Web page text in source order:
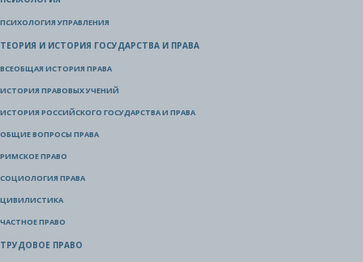
ПСИХОЛОГИЯ УПРАВЛЕНИЯ
ТЕОРИЯ И ИСТОРИЯ ГОСУДАРСТВА И ПРАВА
ВСЕОБЩАЯ ИСТОРИЯ ПРАВА
ИСТОРИЯ ПРАВОВЫХ УЧЕНИЙ
ИСТОРИЯ РОССИЙСКОГО ГОСУДАРСТВА И ПРАВА
ОБЩИЕ ВОПРОСЫ ПРАВА
РИМСКОЕ ПРАВО
СОЦИОЛОГИЯ ПРАВА
ЦИВИЛИСТИКА
ЧАСТНОЕ ПРАВО
ТРУДОВОЕ ПРАВО